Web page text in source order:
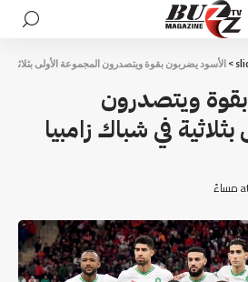
> الأسود يضربون بقوة ويتصدرون المجموعة الأولى بثلاثية
ويتصدرون
في شباك زامبيا